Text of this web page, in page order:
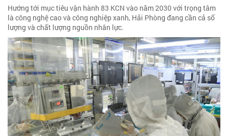
Hướng tới mục tiêu vận hành 83 KCN vào năm 2030 với trọng tâm
là công nghệ cao và công nghiệp xanh, Hải Phòng đang cần cả số
lượng và chất lượng nguồn nhân lực.